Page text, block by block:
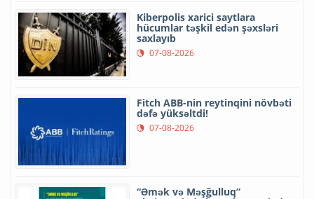
Kiberpolis xarici saytlara
hücumlar təşkil edən şəxsləri
saxlayıb
07-08-2026
Fitch ABB-nin reytinqini növbəti
dəfə yüksəltdi!
07-08-2026
“Əmək və Məşğulluq”